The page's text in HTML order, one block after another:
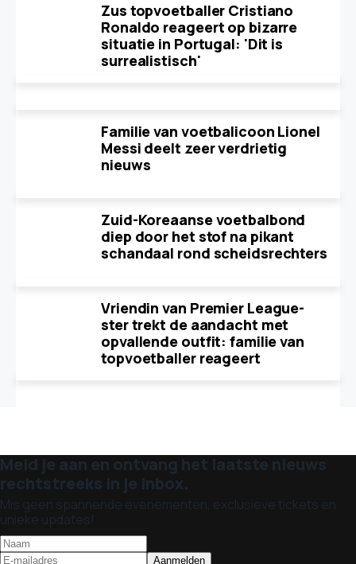
Zus topvoetballer Cristiano
Ronaldo reageert op bizarre
situatie in Portugal: 'Dit is
surrealistisch'
Familie van voetbalicoon Lionel
Messi deelt zeer verdrietig
nieuws
Zuid-Koreaanse voetbalbond
diep door het stof na pikant
schandaal rond scheidsrechters
Vriendin van Premier League-
ster trekt de aandacht met
opvallende outfit: familie van
topvoetballer reageert
Meld je aan en ontvang het laatste nieuws
rechtstreeks in je inbox.
Mis geen spannende evenementen, exclusieve tickets en
unieke updates!